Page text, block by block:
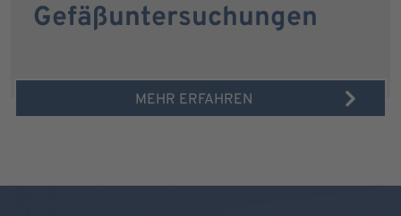
Gefäßuntersuchungen
MEHR ERFAHREN